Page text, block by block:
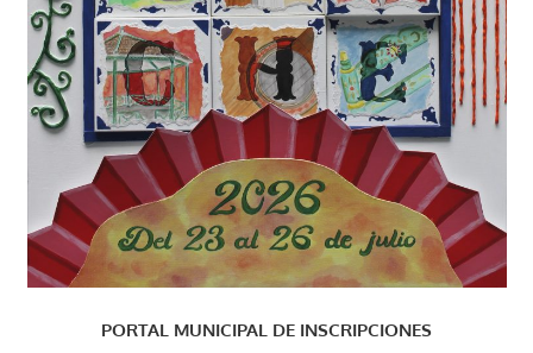
PORTAL MUNICIPAL DE INSCRIPCIONES